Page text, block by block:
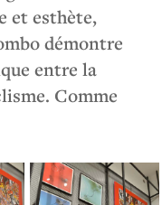
et esthète,
démontre
entre la
Comme